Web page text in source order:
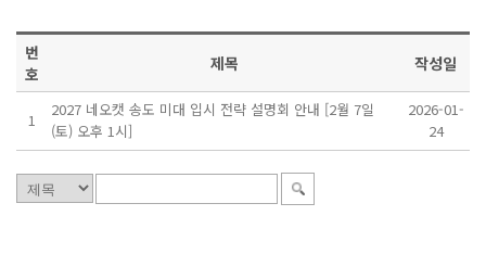
번
호
제목 작성일
1
2027 네오캣 송도 미대 입시 전략 설명회 안내 [2월 7일
(토) 오후 1시]
2026-01-
24